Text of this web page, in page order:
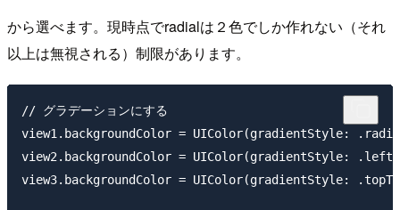
から選べます。現時点でradialは２色でしか作れない（それ
以上は無視される）制限があります。
// グラデーションにする
view1.backgroundColor = UIColor(gradientStyle:
view2.backgroundColor = UIColor(gradientStyle:
view3.backgroundColor = UIColor(gradientStyle: